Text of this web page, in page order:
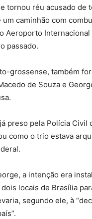
tornou réu acusado de
um caminhão com
Aeroporto Internacional
passado.
grossense, também
de Souza e
preso pela Polícia Civil
como o trio estava
a intenção era
locais de Brasília
segundo ele, à